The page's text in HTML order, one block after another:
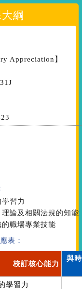
綱
Appreciation】
習力
論及相關法規的知能
職場專業技能
表：
校訂核心能力
與
學習力